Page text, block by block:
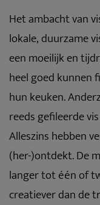
Het ambacht van
lokale, duurzame
een moeilijk en
heel goed kunnen
hun keuken.
reeds gefileerde
Alleszins hebben
(her-)ontdekt. De
langer tot één of
creatiever dan de